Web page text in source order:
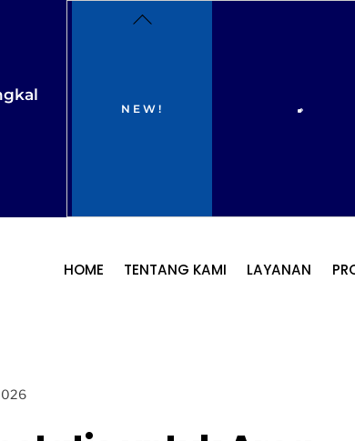
NEW!
mm
HOME TENTANG KAMI LAYANAN
Back